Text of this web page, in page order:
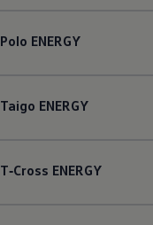
Polo ENERGY
Taigo ENERGY
T‑Cross ENERGY